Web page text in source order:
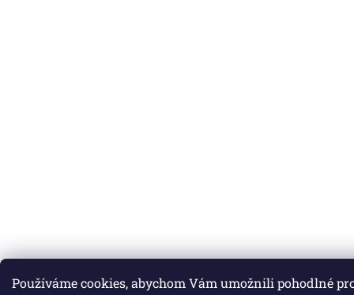
Používáme cookies, abychom Vám umožnili pohodlné